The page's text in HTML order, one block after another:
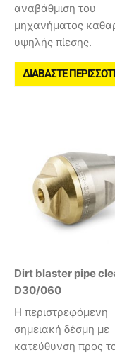
αναβάθμιση του
μηχανήματος
υψηλής πίεσης.
ΔΙΑΒΆΣΤΕ
Dirt blaster pipe
D30/060
Η περιστρεφόμενη
σημειακή δέσμη με
κατεύθυνση προς